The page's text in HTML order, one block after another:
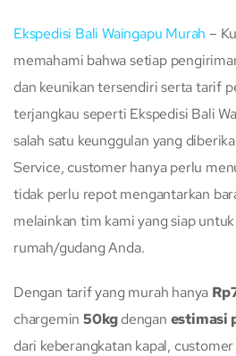
Ekspedisi Bali Waingapu Murah –
memahami bahwa setiap
dan keunikan tersendiri serta tarif
terjangkau seperti Ekspedisi Bali
salah satu keunggulan yang
Service, customer hanya perlu
tidak perlu repot mengantarkan
melainkan tim kami yang siap
rumah/gudang Anda.
Dengan tarif yang murah hanya
chargemin50kgdengan estimasi
dari keberangkatan kapal,